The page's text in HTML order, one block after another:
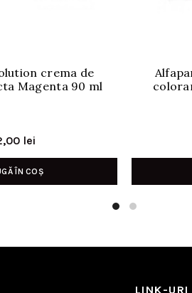
crema de
Magenta 90 ml
lei
ÎN COȘ
LINK-URI